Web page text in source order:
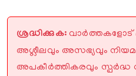
ശ്രദ്ധിക്കുക: വാർത്തകളോട്
അശ്ലീലവും അസഭ്യവും
അപകീർത്തികരവും